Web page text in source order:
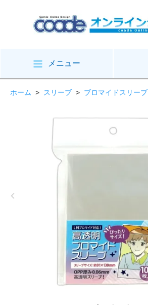
メニュー
ホーム > スリーブ > ブロマイドスリーブ